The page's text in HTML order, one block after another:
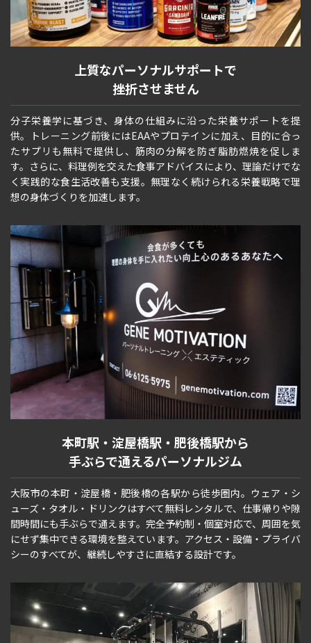
上質なパーソナルサポートで
挫折させません
分子栄養学に基づき、身体の仕組みに沿った栄養サポートを提
供。トレーニング前後にはEAAやプロテインに加え、目的に合っ
たサプリも無料で提供し、筋肉の分解を防ぎ脂肪燃焼を促しま
す。さらに、料理例を交えた食事アドバイスにより、理論だけでな
く実践的な食生活改善も支援。無理なく続けられる栄養戦略で理
想の身体づくりを加速します。
本町駅・淀屋橋駅・肥後橋駅から
手ぶらで通えるパーソナルジム
大阪市の本町・淀屋橋・肥後橋の各駅から徒歩圏内。ウェア・シ
ューズ・タオル・ドリンクはすべて無料レンタルで、仕事帰りや隙
間時間にも手ぶらで通えます。完全予約制・個室対応で、周囲を気
にせず集中できる環境を整えています。アクセス・設備・プライバ
シーのすべてが、継続しやすさに直結する設計です。